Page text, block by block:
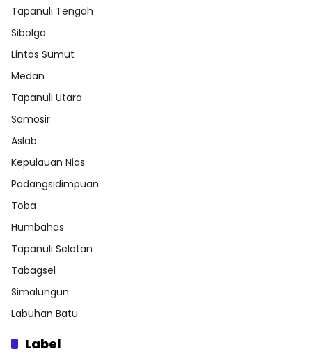
Tapanuli Tengah
Sibolga
Lintas Sumut
Medan
Tapanuli Utara
Samosir
Aslab
Kepulauan Nias
Padangsidimpuan
Toba
Humbahas
Tapanuli Selatan
Tabagsel
Simalungun
Labuhan Batu
Label